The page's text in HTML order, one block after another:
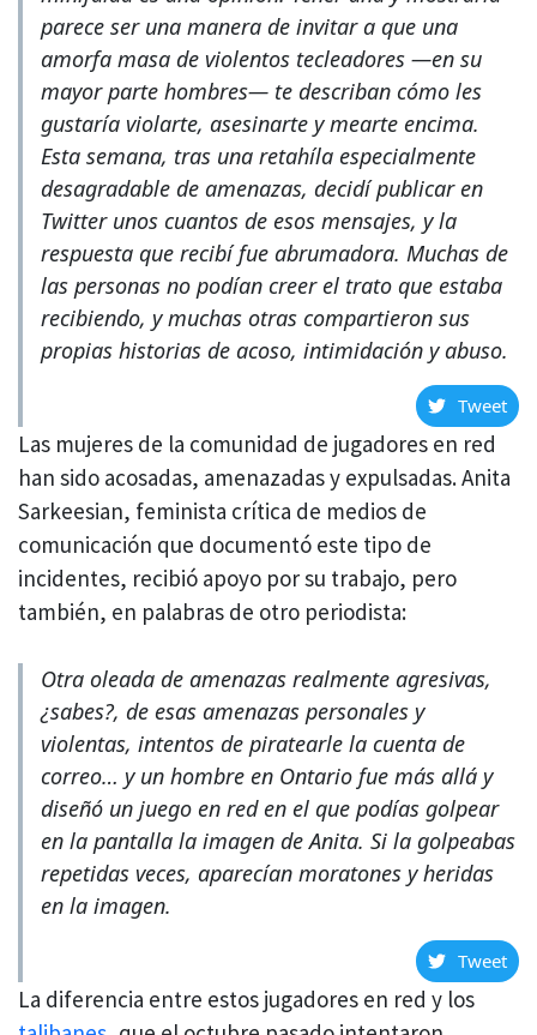
parece ser una manera de invitar a que una
amorfa masa de violentos tecleadores —en su
mayor parte hombres— te describan cómo les
gustaría violarte, asesinarte y mearte encima.
Esta semana, tras una retahíla especialmente
desagradable de amenazas, decidí publicar en
Twitter unos cuantos de esos mensajes, y la
respuesta que recibí fue abrumadora. Muchas de
las personas no podían creer el trato que estaba
recibiendo, y muchas otras compartieron sus
propias historias de acoso, intimidación y abuso.
Tweet
Las mujeres de la comunidad de jugadores en red
han sido acosadas, amenazadas y expulsadas. Anita
Sarkeesian, feminista crítica de medios de
comunicación que documentó este tipo de
incidentes, recibió apoyo por su trabajo, pero
también, en palabras de otro periodista:
Otra oleada de amenazas realmente agresivas,
¿sabes?, de esas amenazas personales y
violentas, intentos de piratearle la cuenta de
correo… y un hombre en Ontario fue más allá y
diseñó un juego en red en el que podías golpear
en la pantalla la imagen de Anita. Si la golpeabas
repetidas veces, aparecían moratones y heridas
en la imagen.
Tweet
La diferencia entre estos jugadores en red y los